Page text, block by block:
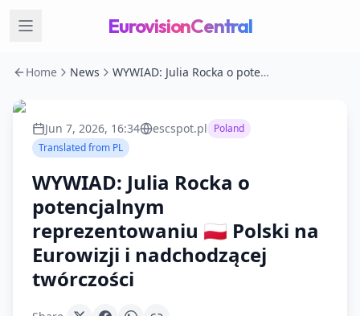
EurovisionCentral
Home News WYWIAD: Julia Rocka o potencjalnym reprezentowaniu 🇵🇱 Polski na Eurowizji i nadchodzącej twórczości
Jun 7, 2026, 16:34 escspot.pl Poland
Translated from PL
WYWIAD: Julia Rocka o
potencjalnym
reprezentowaniu 🇵🇱 Polski na
Eurowizji i nadchodzącej
twórczości